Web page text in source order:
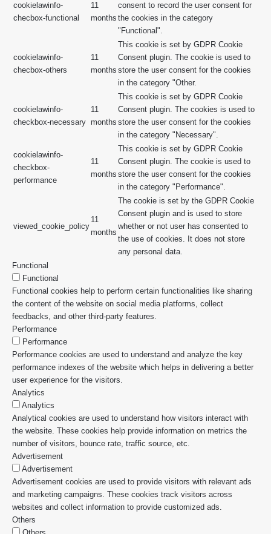
cookielawinfo-
checbox-functional
11
months
consent to record the user consent for
the cookies in the category
"Functional".
cookielawinfo-
checbox-others
11
months
This cookie is set by GDPR Cookie
Consent plugin. The cookie is used to
store the user consent for the cookies
in the category "Other.
cookielawinfo-
checkbox-necessary
11
months
This cookie is set by GDPR Cookie
Consent plugin. The cookies is used to
store the user consent for the cookies
in the category "Necessary".
cookielawinfo-
checkbox-
performance
11
months
This cookie is set by GDPR Cookie
Consent plugin. The cookie is used to
store the user consent for the cookies
in the category "Performance".
viewed_cookie_policy
11
months
The cookie is set by the GDPR Cookie
Consent plugin and is used to store
whether or not user has consented to
the use of cookies. It does not store
any personal data.
Functional
Functional
Functional cookies help to perform certain functionalities like sharing
the content of the website on social media platforms, collect
feedbacks, and other third-party features.
Performance
Performance
Performance cookies are used to understand and analyze the key
performance indexes of the website which helps in delivering a better
user experience for the visitors.
Analytics
Analytics
Analytical cookies are used to understand how visitors interact with
the website. These cookies help provide information on metrics the
number of visitors, bounce rate, traffic source, etc.
Advertisement
Advertisement
Advertisement cookies are used to provide visitors with relevant ads
and marketing campaigns. These cookies track visitors across
websites and collect information to provide customized ads.
Others